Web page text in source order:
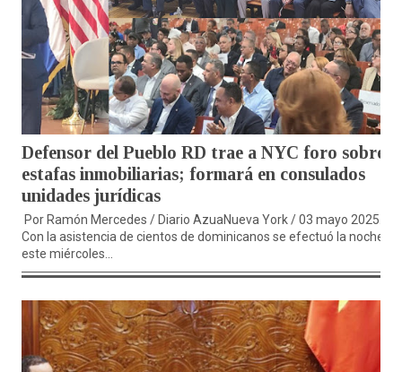
Defensor del Pueblo RD trae a NYC foro sobre
estafas inmobiliarias; formará en consulados
unidades jurídicas
Por Ramón Mercedes / Diario AzuaNueva York / 03 mayo 2025.-
Con la asistencia de cientos de dominicanos se efectuó la noche de
este miércoles...